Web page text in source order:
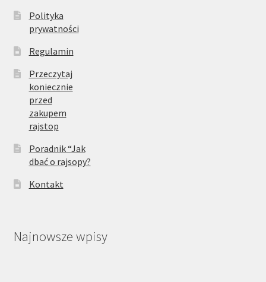
Polityka
prywatności
Regulamin
Przeczytaj
koniecznie
przed
zakupem
rajstop
Poradnik “Jak
dbać o rajsopy?
Kontakt
Najnowsze wpisy